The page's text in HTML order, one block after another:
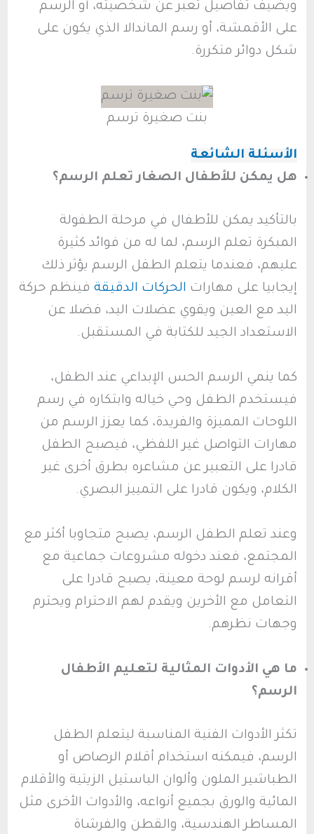
ويضيف تفاصيل تعبر عن شخصيته، أو الرسم
على الأقمشة، أو رسم الماندالا الذي يكون على
شكل دوائر متكررة.
بنت صغيرة ترسم
الأسئلة الشائعة
هل يمكن للأطفال الصغار تعلم الرسم؟
بالتأكيد يمكن للأطفال في مرحلة الطفولة
المبكرة تعلم الرسم، لما له من فوائد كثيرة
عليهم، فعندما يتعلم الطفل الرسم يؤثر ذلك
إيجابيا على مهارات الحركات الدقيقةفينظم حركة
اليد مع العين ويقوي عضلات اليد، فضلا عن
الاستعداد الجيد للكتابة في المستقبل.
كما ينمي الرسم الحس الإبداعي عند الطفل،
فيستخدم الطفل وحي خياله وابتكاره في رسم
اللوحات المميزة والفريدة، كما يعزز الرسم من
مهارات التواصل غير اللفظي، فيصبح الطفل
قادرا على التعبير عن مشاعره بطرق أخرى غير
الكلام، ويكون قادرا على التمييز البصري.
وعند تعلم الطفل الرسم، يصبح متجاوبا أكثر مع
المجتمع، فعند دخوله مشروعات جماعية مع
أقرانه لرسم لوحة معينة، يصبح قادرا على
التعامل مع الأخرين ويقدم لهم الاحترام ويحترم
وجهات نظرهم.
ما هي الأدوات المثالية لتعليم الأطفال
الرسم؟
تكثر الأدوات الفنية المناسبة ليتعلم الطفل
الرسم، فيمكنه استخدام أقلام الرصاص أو
الطباشير الملون وألوان الباستيل الزيتية والأقلام
المائية والورق بجميع أنواعه، والأدوات الأخرى مثل
المساطر الهندسية، والقطن والفرشاة